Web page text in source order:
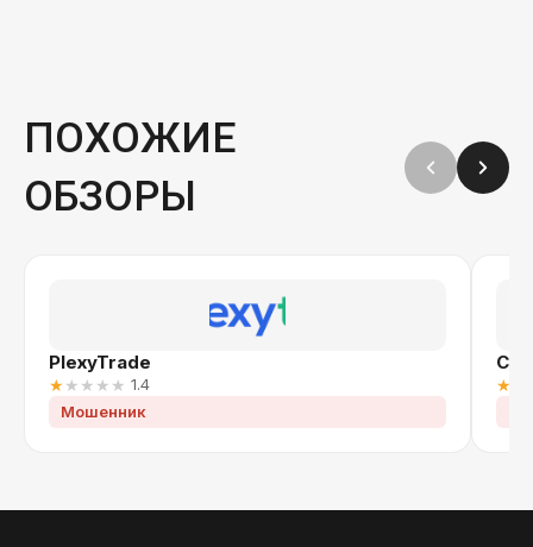
ПОХОЖИЕ
ОБЗОРЫ
PlexyTrade
★★ ★ ★ ★ 1.4
Мошенник
★